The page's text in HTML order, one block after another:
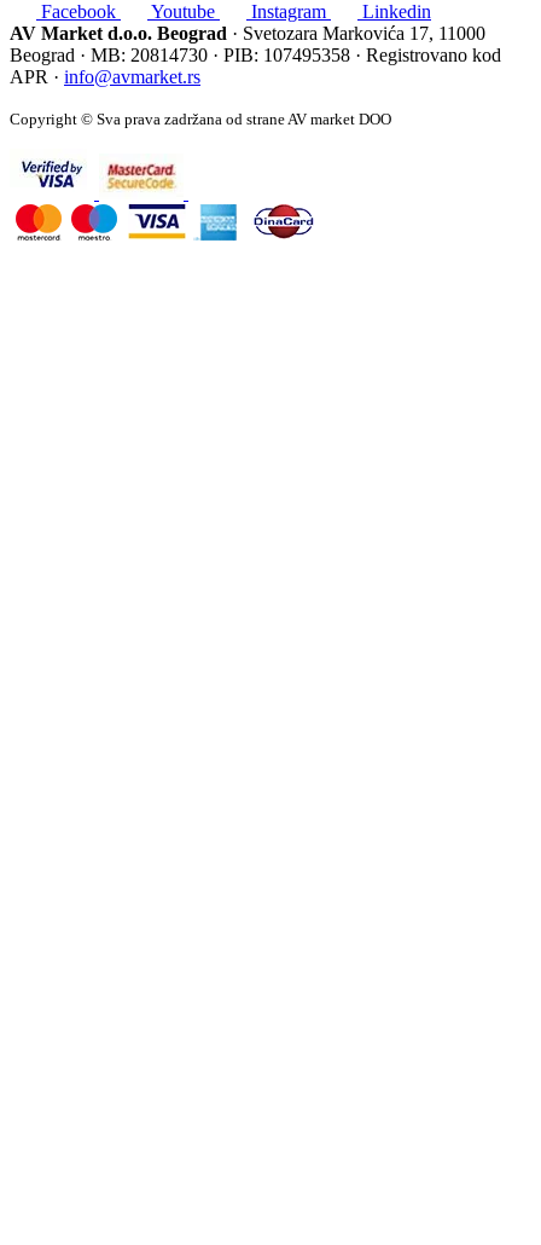
Facebook Youtube Instagram
Linkedin
AV Market d.o.o. Beograd · Svetozara Markovića 17, 11000
Beograd · MB: 20814730 · PIB: 107495358 · Registrovano kod
APR · info@avmarket.rs
Copyright © Sva prava zadržana od strane AV market DOO